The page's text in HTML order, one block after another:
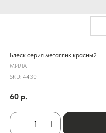
Блеск серия металлик красный
МИЛА
SKU: 4430
60 р.